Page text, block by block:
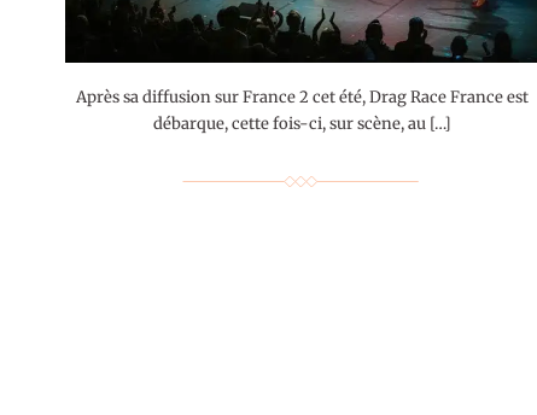
Après sa diffusion sur France 2 cet été, Drag Race France est
débarque, cette fois-ci, sur scène, au […]